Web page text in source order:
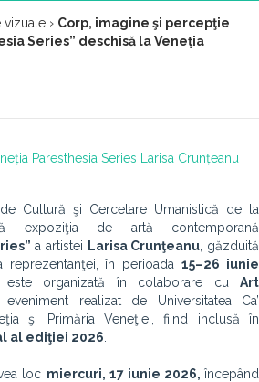
vizuale › Corp, imagine şi percepţie
Series” deschisă la Veneția
Paresthesia Series Larisa Crunțeanu
de Cultură şi Cercetare Umanistică de la
expoziţia de artă contemporană
a artistei Larisa Crunţeanu , găzduită
reprezentanţei, în perioada15–26 iunie
este organizată în colaborare cu Art
realizat de Universitatea Ca’
şi Primăria Veneţiei, fiind inclusă în
al ediţiei 2026
loc miercuri, 17 iunie 2026,începând